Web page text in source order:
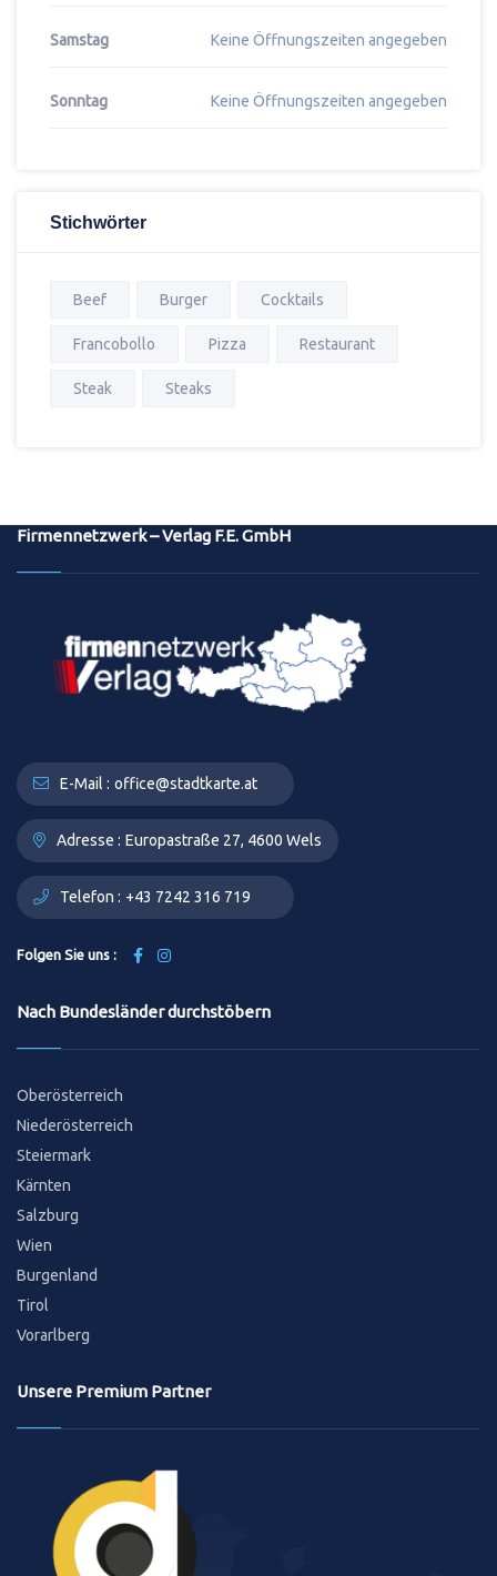
Samstag Keine Öffnungszeiten angegeben
Sonntag Keine Öffnungszeiten angegeben
Stichwörter
Beef Burger Cocktails
Francobollo Pizza Restaurant
Steak Steaks
Firmennetzwerk – Verlag F.E. GmbH
E-Mail : office@stadtkarte.at
Adresse : Europastraße 27, 4600 Wels
Telefon : +43 7242 316 719
Folgen Sie uns :
Nach Bundesländer durchstöbern
Oberösterreich
Niederösterreich
Steiermark
Kärnten
Salzburg
Wien
Burgenland
Tirol
Vorarlberg
Unsere Premium Partner